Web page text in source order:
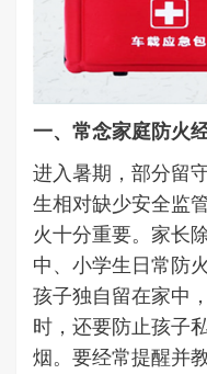
一、常念家庭防火
进入暑期，部分留
生相对缺少安全监
火十分重要。家长
中、小学生日常防
孩子独自留在家中
时，还要防止孩子
烟。要经常提醒并